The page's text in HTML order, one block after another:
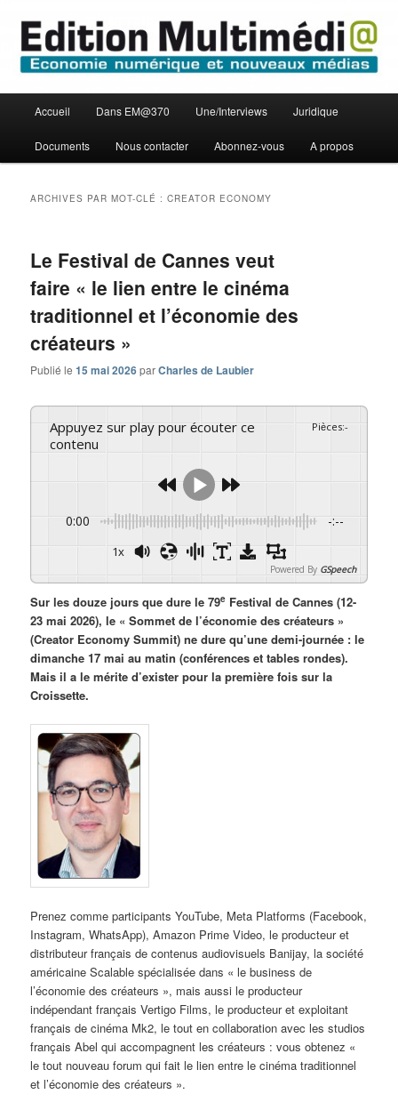
contenu
principal
contenu
secondaire
Edition Multimédi@
principal
Accueil Dans EM@370 Une/Interviews Juridique
Documents Nous contacter Abonnez-vous A propos
ARCHIVES PAR MOT-CLÉ :CREATOR ECONOMY
Le Festival de Cannes veut
faire « le lien entre le cinéma
traditionnel et l’économie des
créateurs »
Publié le15 mai 2026parCharles de Laubier
Appuyez sur play pour écouter ce
contenu
Pièces:-
0:00 -:--
1x
Powered By GSpeech
Sur les douze jours que dure le 79e Festival de Cannes (12-
23 mai 2026), le « Sommet de l’économie des créateurs »
(Creator Economy Summit) ne dure qu’une demi-journée : le
dimanche 17 mai au matin (conférences et tables rondes).
Mais il a le mérite d’exister pour la première fois sur la
Croissette.
Prenez comme participants YouTube, Meta Platforms (Facebook,
Instagram, WhatsApp), Amazon Prime Video, le producteur et
distributeur français de contenus audiovisuels Banijay, la société
américaine Scalable spécialisée dans « le business de
l’économie des créateurs », mais aussi le producteur
indépendant français Vertigo Films, le producteur et exploitant
français de cinéma Mk2, le tout en collaboration avec les studios
français Abel qui accompagnent les créateurs : vous obtenez «
le tout nouveau forum qui fait le lien entre le cinéma traditionnel
et l’économie des créateurs ».